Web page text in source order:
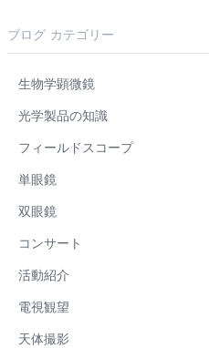
ブログ カテゴリー
生物学顕微鏡
光学製品の知識
フィールドスコープ
単眼鏡
双眼鏡
コンサート
活動紹介
電視観望
天体撮影